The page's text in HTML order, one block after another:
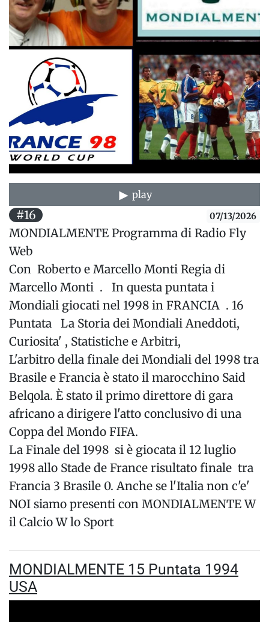
play
#16 07/13/2026
MONDIALMENTE Programma di Radio Fly
Web
Con Roberto e Marcello Monti Regia di
Marcello Monti . In questa puntata i
Mondiali giocati nel 1998 in FRANCIA . 16
Puntata La Storia dei Mondiali Aneddoti,
Curiosita' , Statistiche e Arbitri,
L'arbitro della finale dei Mondiali del 1998 tra
Brasile e Francia è stato il marocchino Said
Belqola. È stato il primo direttore di gara
africano a dirigere l'atto conclusivo di una
Coppa del Mondo FIFA.
La Finale del 1998 si è giocata il 12 luglio
1998 allo Stade de France risultato finale tra
Francia 3 Brasile 0. Anche se l'Italia non c'e'
NOI siamo presenti con MONDIALMENTE W
il Calcio W lo Sport
MONDIALMENTE 15 Puntata 1994
USA